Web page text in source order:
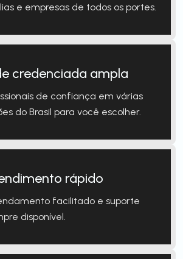
e empresas de todos os portes.
credenciada ampla
de confiança em várias
do Brasil para você escolher.
rápido
facilitado e suporte
disponível.